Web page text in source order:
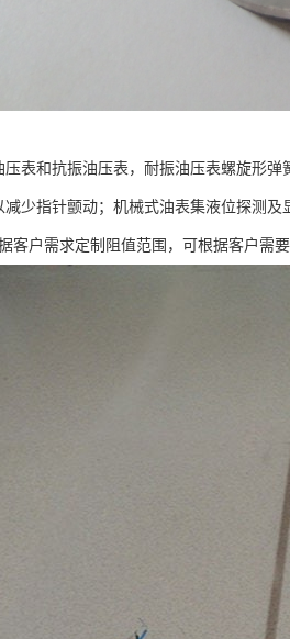
表和抗振油压表，耐振油压表螺旋形
减少指针颤动；机械式油表集液位探测
客户需求定制阻值范围，可根据客户需